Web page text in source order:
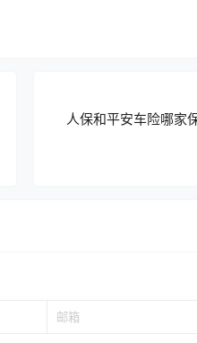
人保和平安车险哪家